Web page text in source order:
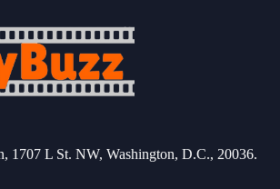
1707 L St. NW, Washington, D.C., 20036.